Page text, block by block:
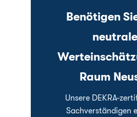
Benötigen
neutrale
Raum
Unsere DEKRA-
Sachverständigen